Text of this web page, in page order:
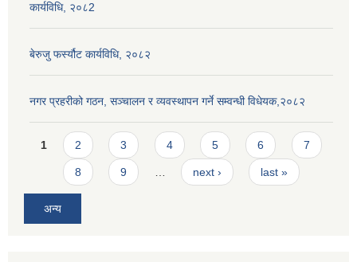
कार्यविधि, २०८2
बेरुजु फर्स्यौट कार्यविधि, २०८२
नगर प्रहरीको गठन, सञ्चालन र व्यवस्थापन गर्ने सम्वन्धी विधेयक,२०८२
Pages
1 2 3 4 5 6 7
8 9 next › last »
अन्य